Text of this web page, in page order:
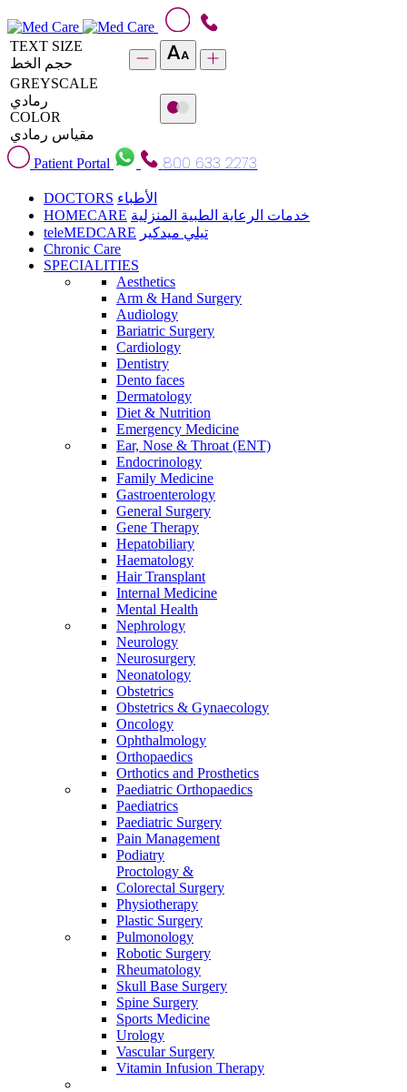
TEXT SIZE
حجم الخط
GREYSCALE
رمادي
COLOR
مقياس رمادي
Patient Portal
800 633 2273
DOCTORS الأطباء
HOMECARE خدمات الرعاية الطبية المنزلية
teleMEDCARE تيلي ميدكير
Chronic Care
SPECIALITIES
Aesthetics
Arm & Hand Surgery
Audiology
Bariatric Surgery
Cardiology
Dentistry
Dento faces
Dermatology
Diet & Nutrition
Emergency Medicine
Ear, Nose & Throat (ENT)
Endocrinology
Family Medicine
Gastroenterology
General Surgery
Gene Therapy
Hepatobiliary
Haematology
Hair Transplant
Internal Medicine
Mental Health
Nephrology
Neurology
Neurosurgery
Neonatology
Obstetrics
Obstetrics & Gynaecology
Oncology
Ophthalmology
Orthopaedics
Orthotics and Prosthetics
Paediatric Orthopaedics
Paediatrics
Paediatric Surgery
Pain Management
Podiatry
Proctology &
Colorectal Surgery
Physiotherapy
Plastic Surgery
Pulmonology
Robotic Surgery
Rheumatology
Skull Base Surgery
Spine Surgery
Sports Medicine
Urology
Vascular Surgery
Vitamin Infusion Therapy